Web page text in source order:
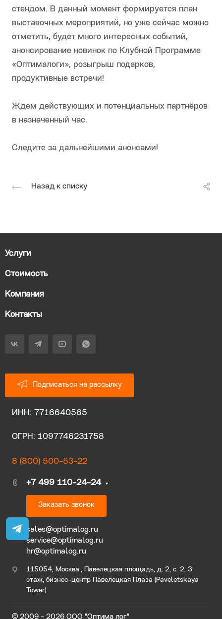
стендом. В данный момент формируется план
выставочных мероприятий, но уже сейчас можно
отметить, будет много интересных событий,
анонсирование новинок по Клубной Программе
«Оптималоги», розыгрыш подарков,
продуктивные встречи!
Ждем действующих и потенциальных партнёров
в назначенный час.
Следите за дальнейшими анонсами!
Назад к списку
Услуги
Стоимость
Компания
Контакты
Подписаться на рассылку
ИНН: 7716640565
ОГРН: 1097746231758
8 (800) 500-53-22
+7 499 110-24-24
Заказать звонок
sales@optimalog.ru
service@optimalog.ru
hr@optimalog.ru
115054, Москва., Павелецкая площадь, д. 2, с. 2, 3
этаж, бизнес-центр Павелецкая Плаза (Paveletskaya
Tower).
© 2009 - 2026 ООО "Оптима лог"